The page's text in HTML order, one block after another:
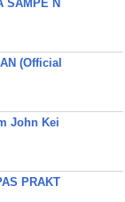
SAMPE N
(Official
John Kei
PRAKT